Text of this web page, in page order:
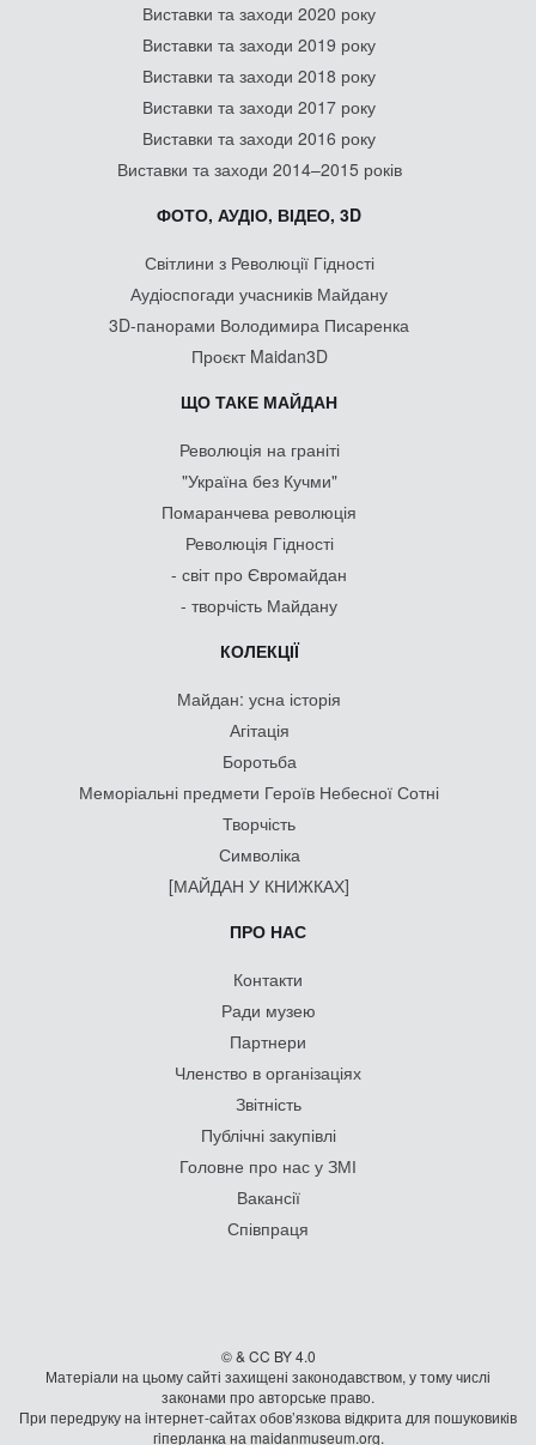
Виставки та заходи 2020 року
Виставки та заходи 2019 року
Виставки та заходи 2018 року
Виставки та заходи 2017 року
Виставки та заходи 2016 року
Виставки та заходи 2014–2015 років
ФОТО, АУДІО, ВІДЕО, 3D
Світлини з Революції Гідності
Аудіоспогади учасників Майдану
3D-панорами Володимира Писаренка
Проєкт Maidan3D
ЩО ТАКЕ МАЙДАН
Революція на граніті
"Україна без Кучми"
Помаранчева революція
Революція Гідності
- світ про Євромайдан
- творчість Майдану
КОЛЕКЦІЇ
Майдан: усна історія
Агітація
Боротьба
Меморіальні предмети Героїв Небесної Сотні
Творчість
Символіка
[МАЙДАН У КНИЖКАХ]
ПРО НАС
Контакти
Ради музею
Партнери
Членство в організаціях
Звітність
Публічні закупівлі
Головне про нас у ЗМІ
Вакансії
Співпраця
© & CC BY 4.0
Матеріали на цьому сайті захищені законодавством, у тому числі
законами про авторське право.
При передруку на iнтернет-сайтах обов’язкова відкрита для пошуковиків
гiперланка на maidanmuseum.org.